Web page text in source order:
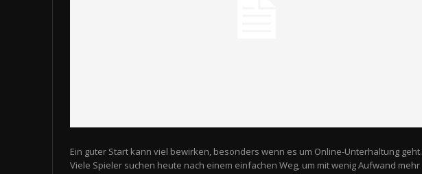
Ein guter Start kann viel bewirken, besonders wenn es um Online-Unterhaltung geht.
Viele Spieler suchen heute nach einem einfachen Weg, um mit wenig Aufwand mehr